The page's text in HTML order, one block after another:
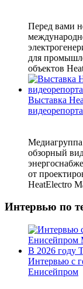
Перед вами
для
объектов
Выставка
обзорный
от
HeatElectro
Интервью по
Интервью с
Енисейпром